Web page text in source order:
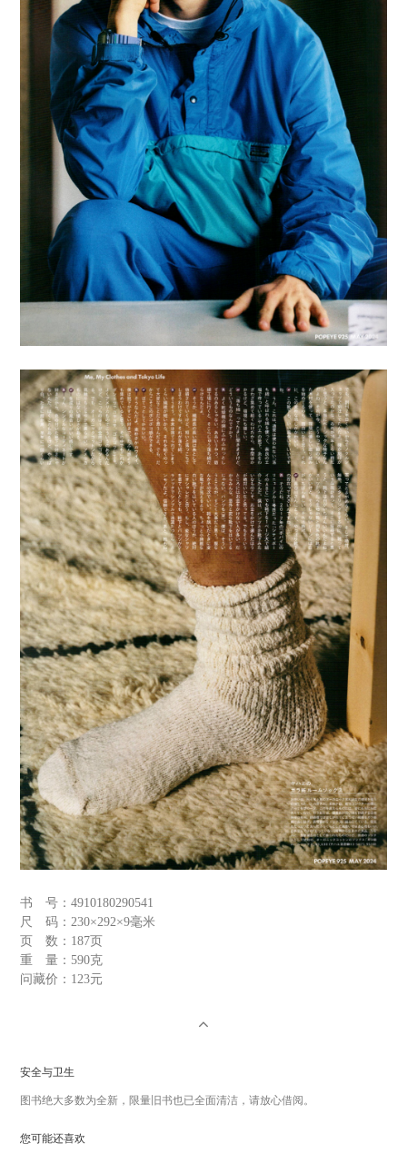
书 号：4910180290541
尺 码：230×292×9毫米
页 数： 187页
重 量： 590克
问藏价： 123元
安全与卫生
图书绝大多数为全新，限量旧书也已全面清洁，请放心借阅。
您可能还喜欢